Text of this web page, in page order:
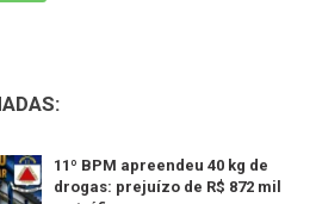
11º BPM apreendeu 40 kg de
drogas: prejuízo de R$ 872 mil